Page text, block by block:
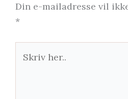
Din e-mailadresse vil
*
her..